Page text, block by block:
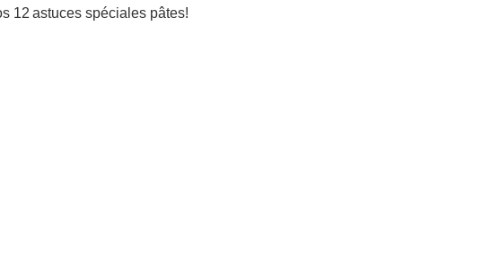
12 astuces spéciales pâtes!